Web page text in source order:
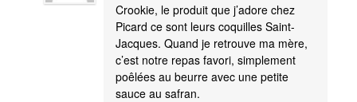
Crookie, le produit que j’adore chez
Picard ce sont leurs coquilles Saint-
Jacques. Quand je retrouve ma mère,
c’est notre repas favori, simplement
poêlées au beurre avec une petite
sauce au safran.